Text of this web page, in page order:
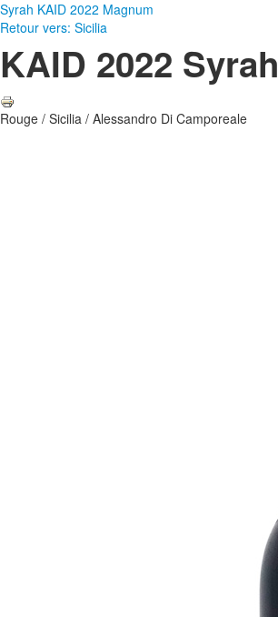
Syrah KAID 2022 Magnum
Retour vers: Sicilia
KAID 2022 Syrah
Rouge / Sicilia / Alessandro Di Camporeale